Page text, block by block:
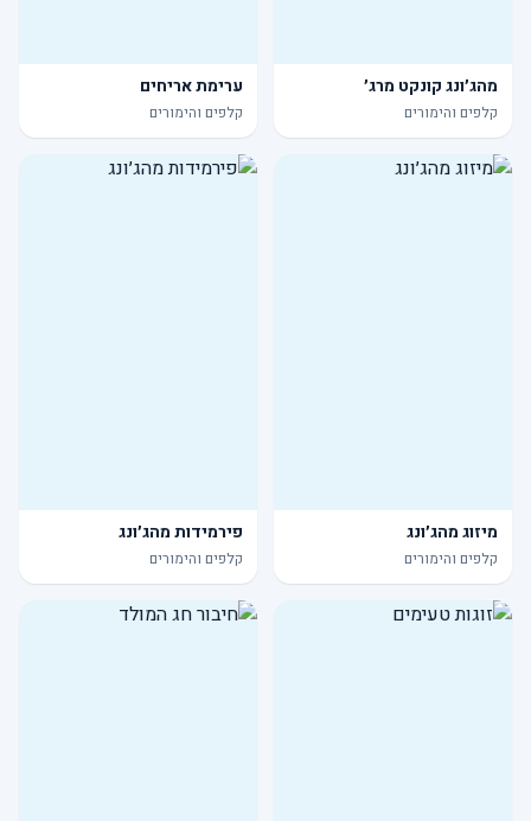
מהג׳ונג קונקט מרג׳
קלפים והימורים
ערימת אריחים
קלפים והימורים
מיזוג מהג׳ונג
קלפים והימורים
פירמידות מהג׳ונג
קלפים והימורים